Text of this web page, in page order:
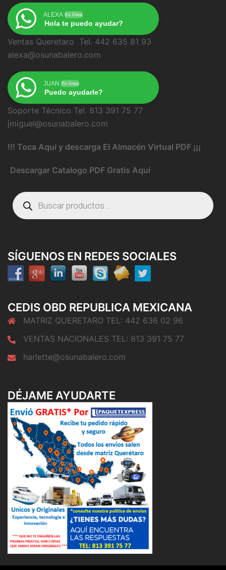
ALEXA En línea
Hola te puedo ayudar?
Ventas Queretaro Tel. 442 635 81 93
alexa@osunabalero.com
JUAN En línea
Puedo ayudarle?
Soporte Técnico Tel. 813 391 75 77
jmiguel@osunabalero.com
!!! Toca Aquí y descarga El Almacén Virtual PDF ¡¡¡
Descargar Catalogo PDF Gratis Aquí
Búsqueda
de
productos
SÍGUENOS EN REDES SOCIALES
CEDIS OBD REPUBLICA MEXICANA
MATRIZ QUERETARO TEL: 442 636 02 96
VENTAS NACIONALES TEL: 813 391 75 77
harlette@osunabalero.com
DÉJAME AYUDARTE